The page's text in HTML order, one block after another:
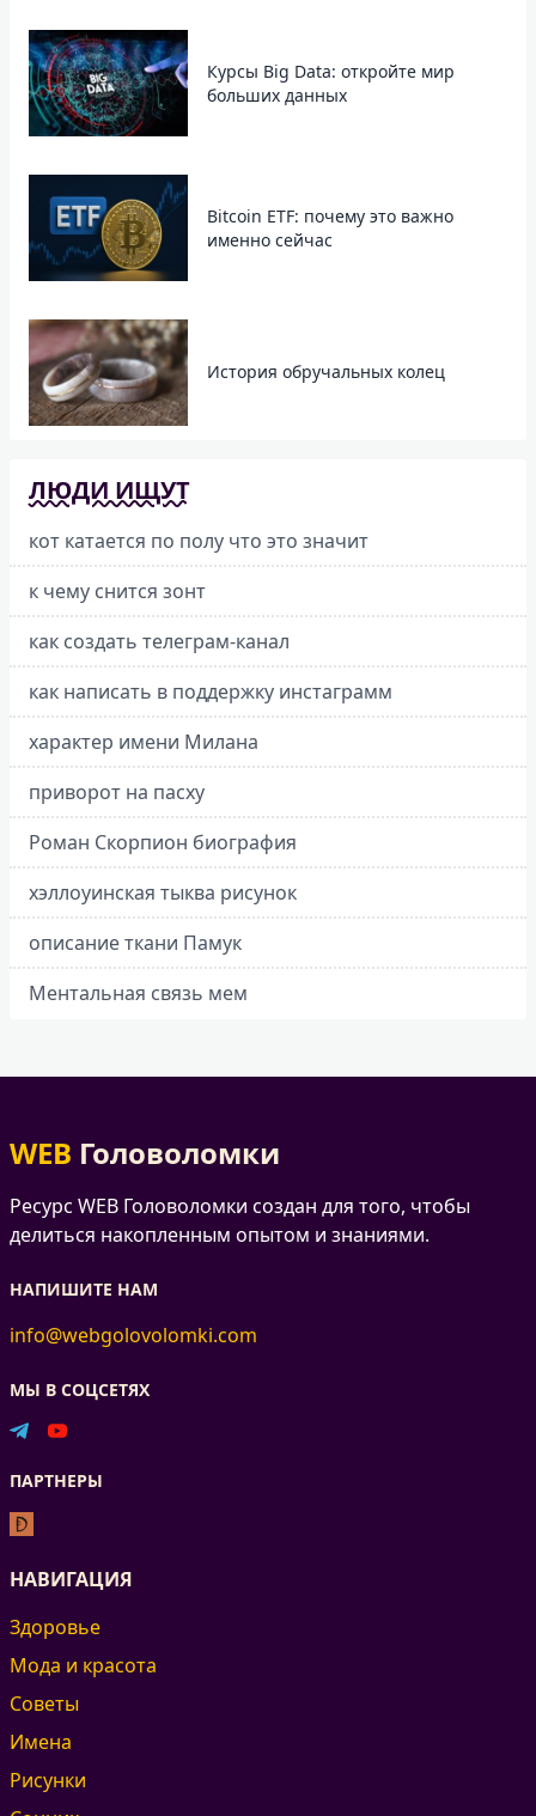
Курсы Big Data: откройте мир
больших данных
Bitcoin ETF: почему это важно
именно сейчас
История обручальных колец
ЛЮДИ ИЩУТ
кот катается по полу что это значит
к чему снится зонт
как создать телеграм-канал
как написать в поддержку инстаграмм
характер имени Милана
приворот на пасху
Роман Скорпион биография
хэллоуинская тыква рисунок
описание ткани Памук
Ментальная связь мем
WEB Головоломки
Ресурс WEB Головоломки создан для того, чтобы
делиться накопленным опытом и знаниями.
НАПИШИТЕ НАМ
info@webgolovolomki.com
МЫ В СОЦСЕТЯХ
ПАРТНЕРЫ
НАВИГАЦИЯ
Здоровье
Мода и красота
Советы
Имена
Рисунки